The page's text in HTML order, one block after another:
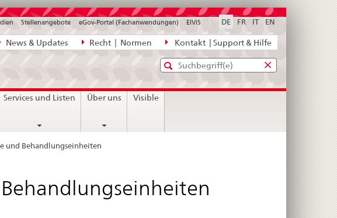
News & Updates Recht | Normen Kontakt | Support & Hilfe
DE FR IT EN
Stellenangebote eGov-Portal (Fachanwendungen) ElViS
Standard-
Suche
Eingabefenster
diefür
Services und Listen Über uns Visible
und Behandlungseinheiten